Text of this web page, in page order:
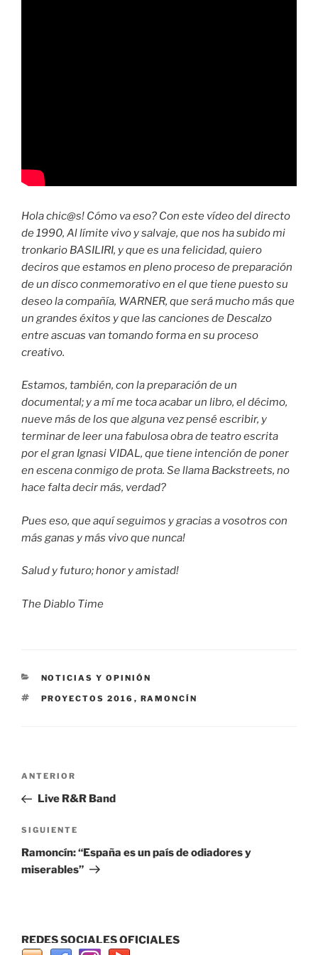
Hola chic@s! Cómo va eso? Con este vídeo del directo
de 1990, Al límite vivo y salvaje, que nos ha subido mi
tronkario BASILIRI, y que es una felicidad, quiero
deciros que estamos en pleno proceso de preparación
de un disco conmemorativo en el que tiene puesto su
deseo la compañía, WARNER, que será mucho más que
un grandes éxitos y que las canciones de Descalzo
entre ascuas van tomando forma en su proceso
creativo.
Estamos, también, con la preparación de un
documental; y a mí me toca acabar un libro, el décimo,
nueve más de los que alguna vez pensé escribir, y
terminar de leer una fabulosa obra de teatro escrita
por el gran Ignasi VIDAL, que tiene intención de poner
en escena conmigo de prota. Se llama Backstreets, no
hace falta decir más, verdad?
Pues eso, que aquí seguimos y gracias a vosotros con
más ganas y más vivo que nunca!
Salud y futuro; honor y amistad!
The Diablo Time
CATEGORÍAS
NOTICIAS Y OPINIÓN
ETIQUETAS
PROYECTOS 2016 , RAMONCÍN
Navegación
entradas
Entrada
anterior:
ANTERIOR
Live R&R Band
Siguiente
entrada
SIGUIENTE
Ramoncín: “España es un país de odiadores y
miserables”
REDES SOCIALES OFICIALES